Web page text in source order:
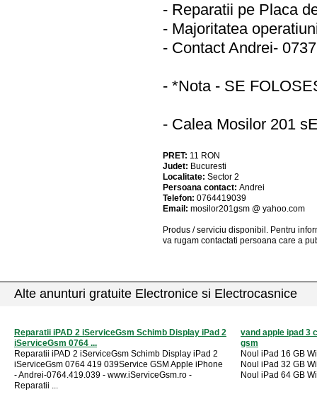
- Reparatii pe Placa
- Majoritatea
- Contact Andrei-
- *Nota - SE
- Calea Mosilor 201
PRET: 11 RON
Judet: Bucuresti
Localitate: Sector 2
Persoana contact: Andrei
Telefon: 0764419039
Email: mosilor201gsm @ yahoo.com
Produs / serviciu disponibil . Pentru
va rugam contactati persoana care a
Alte anunturi gratuite Electronice si Electrocasnice
Reparatii iPAD 2 iServiceGsm Schimb Display iPad 2
iServiceGsm 0764 ...
Reparatii iPAD 2 iServiceGsm Schimb Display iPad 2
iServiceGsm 0764 419 039Service GSM Apple iPhone
- Andrei-0764.419.039 - www.iServiceGsm.ro -
Reparatii ...
vand apple ipad 3
gsm
Noul iPad 16 GB
Noul iPad 32 GB
Noul iPad 64 GB